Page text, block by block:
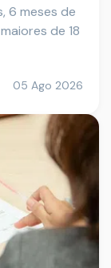
6 meses de
de 18
05 Ago 2026